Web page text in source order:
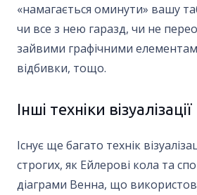
«намагається оминути» вашу
чи все з нею гаразд, чи не
зайвими графічними
відбивки, тощо.
Інші техніки візуалізації
Існує ще багато технік
строгих, як Ейлерові кола та
діаграми Венна, що